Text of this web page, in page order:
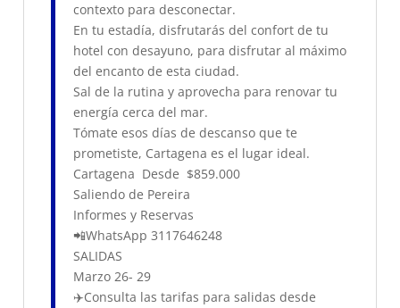
contexto para desconectar.
En tu estadía, disfrutarás del confort de tu
hotel con desayuno, para disfrutar al máximo
del encanto de esta ciudad.
Sal de la rutina y aprovecha para renovar tu
energía cerca del mar.
Tómate esos días de descanso que te
prometiste, Cartagena es el lugar ideal.
Cartagena Desde $859.000
Saliendo de Pereira
Informes y Reservas
📲WhatsApp 3117646248
SALIDAS
Marzo 26- 29
✈️Consulta las tarifas para salidas desde